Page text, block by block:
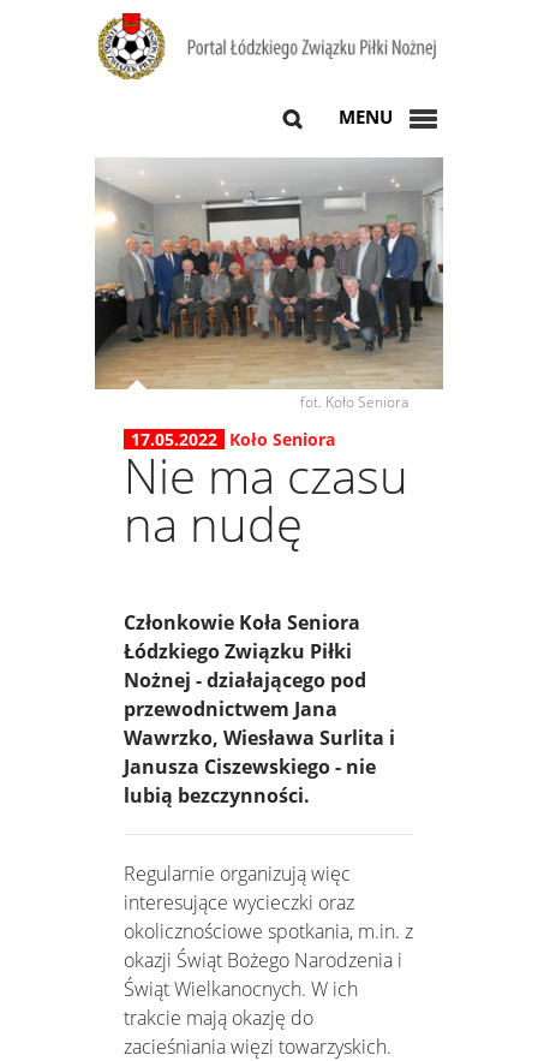
MENU
fot. Koło Seniora
17.05.2022 Koło Seniora
Nie ma czasu
na nudę
Członkowie Koła Seniora
Łódzkiego Związku Piłki
Nożnej - działającego pod
przewodnictwem Jana
Wawrzko, Wiesława Surlita i
Janusza Ciszewskiego - nie
lubią bezczynności.
Regularnie organizują więc
interesujące wycieczki oraz
okolicznościowe spotkania, m.in. z
okazji Świąt Bożego Narodzenia i
Świąt Wielkanocnych. W ich
trakcie mają okazję do
zacieśniania więzi towarzyskich.